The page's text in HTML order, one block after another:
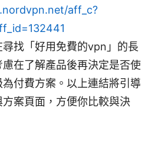
aff_c?
找「好用免費的vpn」的長
在了解產品後再決定是否使
付費方案。以上連結將引導
案頁面，方便你比較與決